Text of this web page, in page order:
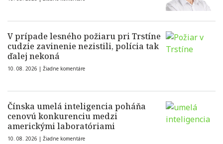
V prípade lesného požiaru pri Trstíne
cudzie zavinenie nezistili, polícia tak
ďalej nekoná
10. 08. 2026 | Žiadne komentáre
Čínska umelá inteligencia poháňa
cenovú konkurenciu medzi
americkými laboratóriami
10. 08. 2026 | Žiadne komentáre